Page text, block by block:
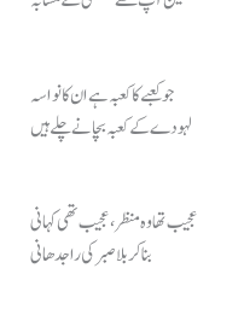
جو کعبے کا کعبہ ہے ان کا نواسہ
لہو دے کے کعبہ بچانے چلے ہیں
عجیب تھا وہ منظر، عجیب تھی کہانی
بنا کربلا صبر کی راجدھانی